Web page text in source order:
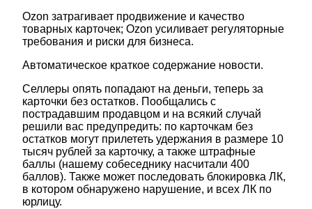
Ozon затрагивает продвижение и качество
товарных карточек; Ozon усиливает регуляторные
требования и риски для бизнеса.
Автоматическое краткое содержание новости.
Селлеры опять попадают на деньги, теперь за
карточки без остатков. Пообщались с
пострадавшим продавцом и на всякий случай
решили вас предупредить: по карточкам без
остатков могут прилететь удержания в размере 10
тысяч рублей за карточку, а также штрафные
баллы (нашему собеседнику насчитали 400
баллов). Также может последовать блокировка ЛК,
в котором обнаружено нарушение, и всех ЛК по
юрлицу.